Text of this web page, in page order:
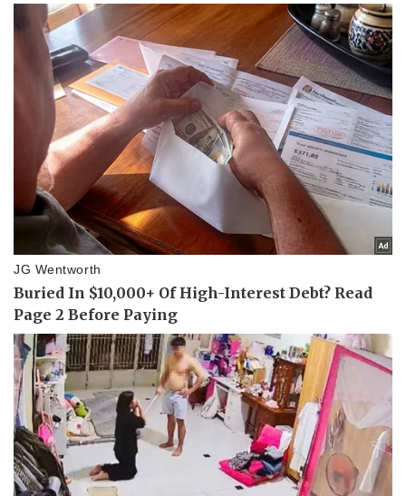
Pháp luật
Vụ án
Tin nóng
Tư vấn luật
Quân sự - Quốc phòng
Vũ khí
Việt Nam
Phân tích